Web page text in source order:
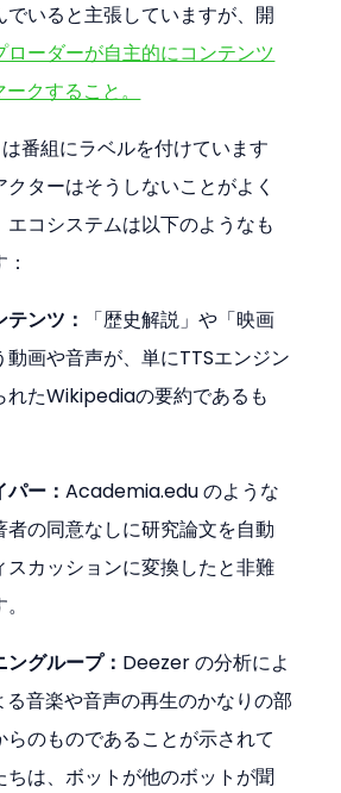
でいると主張していますが、開
ローダーが自主的にコンテンツ
クすること。
番組にラベルを付けています
ターはそうしないことがよく
エコシステムは以下のようなも
ンツ：
「歴史解説」や「映画
動画や音声が、単にTTSエンジン
れたWikipediaの要約であるも
パー：Academia.edu のような
者の同意なしに研究論文を自動
スカッションに変換したと非難
グループ： Deezer の分析によ
る音楽や音声の再生のかなりの部
らのものであることが示されて
ちは、ボットが他のボットが聞